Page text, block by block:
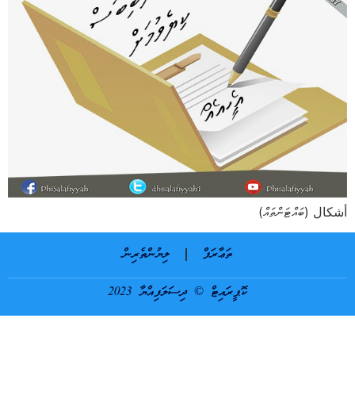
أشكال (ބައްޓަންތައް)
ތަޢާރަފް
ލިޔުންތެރިން
ކޮޕީރައިޓް © ދިސަލަފިއްޔާ 2023